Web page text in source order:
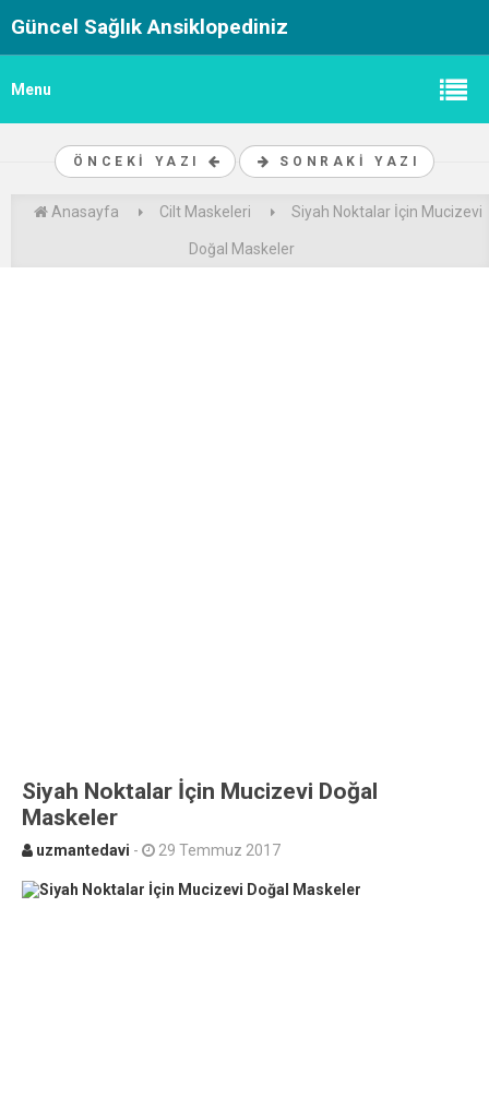
Güncel Sağlık Ansiklopediniz
Menu
ÖNCEKI YAZI SONRAKI YAZI
Anasayfa Cilt Maskeleri Siyah Noktalar İçin Mucizevi
Doğal Maskeler
Siyah Noktalar İçin Mucizevi Doğal
Maskeler
uzmantedavi - 29 Temmuz 2017